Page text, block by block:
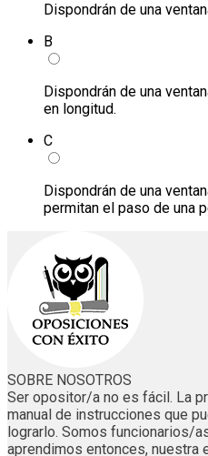
Dispondrán de una
B
Dispondrán de una
en longitud.
C
Dispondrán de una
permitan el paso de una
SOBRE NOSOTROS
Ser opositor/a no es fácil. La
manual de instrucciones que
lograrlo. Somos funcionarios/
aprendimos entonces, nuestra